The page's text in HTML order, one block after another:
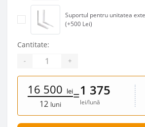
Suportul pentru unitatea
(+500 Lei)
Cantitate:
- +
16 500 lei
12 luni
=1 375
lei/lună